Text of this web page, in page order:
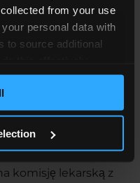
from your use
personal data with
to source additional
or anonymised
lekarskie ze
urazy szyi i pleców,
klientka. Każdy z
przygotował raporty
komisję lekarską z